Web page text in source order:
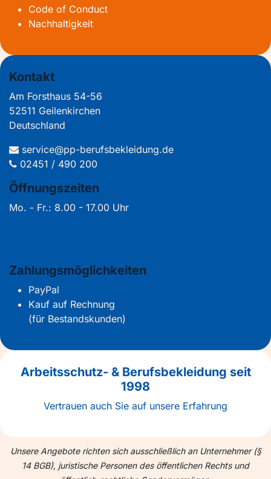
Code of Conduct
Nachhaltigkeit
Kontakt
Am Forsthaus 54-56
52511 Geilenkirchen
Deutschland
service@pp-berufsbekleidung.de
02451 / 490 200
Öffnungszeiten
Mo. - Fr.: 8.00 - 17.00 Uhr
Zahlungsmöglichkeiten
PayPal
Kauf auf Rechnung
(für Bestandskunden)
Arbeitsschutz- & Berufsbekleidung seit
1998
Vertrauen auch Sie auf unsere Erfahrung
Unsere Angebote richten sich ausschließlich an Unternehmer (§
14 BGB), juristische Personen des öffentlichen Rechts und